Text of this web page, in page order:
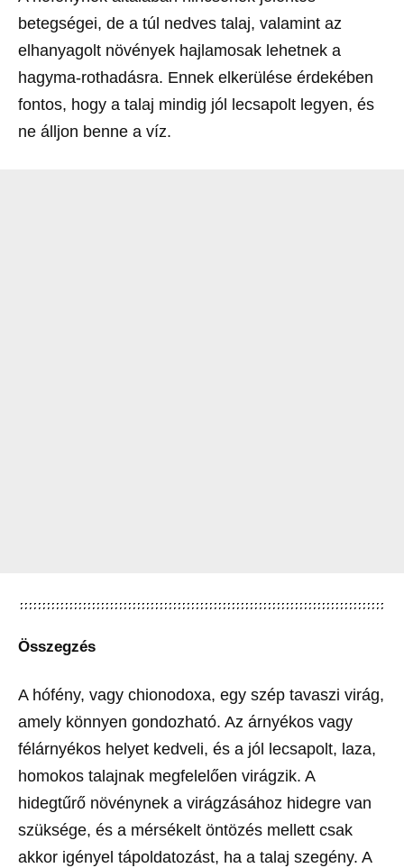
betegségei, de a túl nedves talaj, valamint az
elhanyagolt növények hajlamosak lehetnek a
hagyma-rothadásra. Ennek elkerülése érdekében
fontos, hogy a talaj mindig jól lecsapolt legyen, és
ne álljon benne a víz.
Összegzés
A hófény, vagy chionodoxa, egy szép tavaszi virág,
amely könnyen gondozható. Az árnyékos vagy
félárnyékos helyet kedveli, és a jól lecsapolt, laza,
homokos talajnak megfelelően virágzik. A
hidegtűrő növénynek a virágzásához hidegre van
szüksége, és a mérsékelt öntözés mellett csak
akkor igényel tápoldatozást, ha a talaj szegény. A